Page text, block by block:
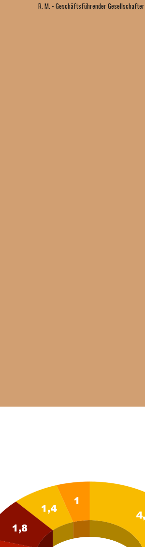
R.M. - Geschäftsführender Gesellschafter